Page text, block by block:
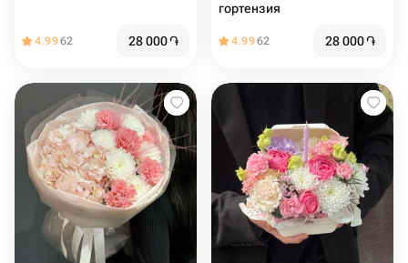
4.9962 28 000֏
гортензия
4.9962 28 000֏